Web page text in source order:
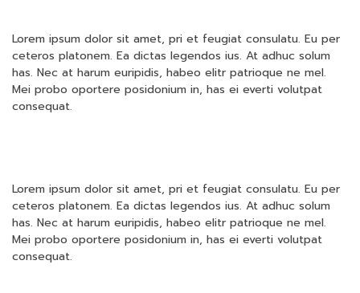
Lorem ipsum dolor sit amet, pri et feugiat consulatu. Eu per
ceteros platonem. Ea dictas legendos ius. At adhuc solum
has. Nec at harum euripidis, habeo elitr patrioque ne mel.
Mei probo oportere posidonium in, has ei everti volutpat
consequat.
Lorem ipsum dolor sit amet, pri et feugiat consulatu. Eu per
ceteros platonem. Ea dictas legendos ius. At adhuc solum
has. Nec at harum euripidis, habeo elitr patrioque ne mel.
Mei probo oportere posidonium in, has ei everti volutpat
consequat.